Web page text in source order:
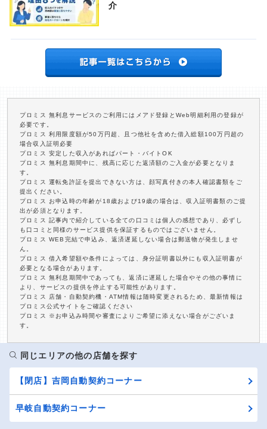
介
プロミス 無利息サービスのご利用にはメアド登録とWeb明細利用の登録が
必要です。
プロミス 利用限度額が50万円超、且つ他社を含めた借入総額100万円超の
場合収入証明必要
プロミス 安定した収入があればパート・バイトOK
プロミス 無利息期間中に、残高に応じた返済額のご入金が必要となりま
す。
プロミス 運転免許証を提出できない方は、顔写真付きの本人確認書類をご
提出ください。
プロミス お申込時の年齢が18歳および19歳の場合は、収入証明書類のご提
出が必須となります。
プロミス 記事内で紹介している全ての口コミは個人の感想であり、必ずし
も口コミと同様のサービス提供を保証するものではございません。
プロミス WEB完結で申込み、返済遅延しない場合は郵送物が発生しませ
ん。
プロミス 借入希望額や条件によっては、身分証明書以外にも収入証明書が
必要となる場合があります。
プロミス 無利息期間中であっても、返済に遅延した場合やその他の事情に
より、サービスの提供を停止する可能性があります。
プロミス 店舗・自動契約機・ATM情報は随時変更されるため、最新情報は
プロミス公式サイトをご確認ください
プロミス ※お申込み時間や審査によりご希望に添えない場合がございま
す。
同じエリアの他の店舗を探す
【閉店】吉岡自動契約コーナー
早岐自動契約コーナー